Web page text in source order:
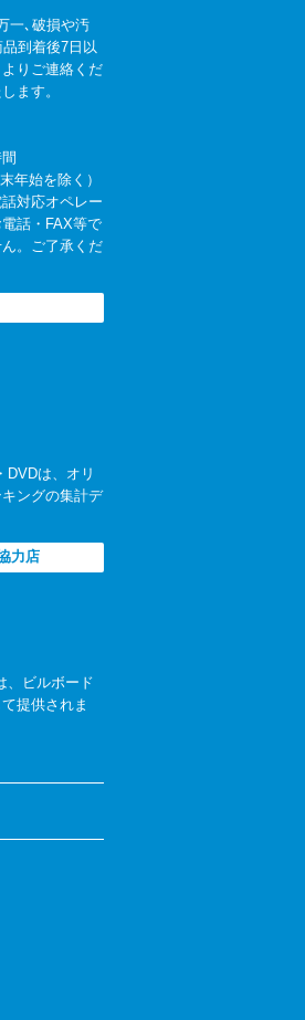
一､破損や汚
到着後7日以
りご連絡くだ
ます。
年始を除く）
対応オペレー
話・FAX等で
。ご了承くだ
DVDは、オリ
ングの集計デ
力店
、ビルボード
提供されま